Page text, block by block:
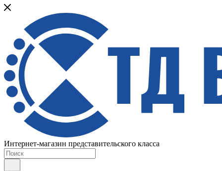
Интернет-магазин представительского класса